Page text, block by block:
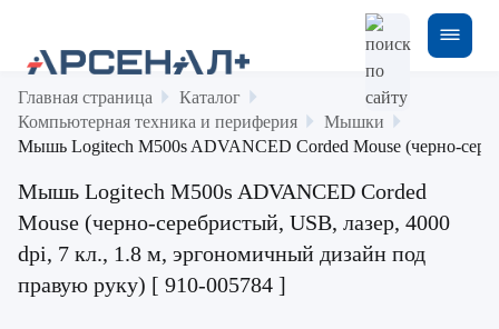
Главная страница
Каталог
Компьютерная техника и периферия
Мышки
Мышь Logitech M500s ADVANCED Corded Mouse (черно-
Мышь Logitech M500s ADVANCED Corded
Mouse (черно-серебристый, USB, лазер, 4000
dpi, 7 кл., 1.8 м, эргономичный дизайн под
правую руку) [ 910-005784 ]